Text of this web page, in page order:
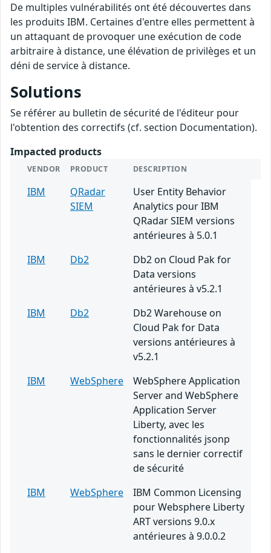
De multiples vulnérabilités ont été découvertes dans
les produits IBM. Certaines d'entre elles permettent à
un attaquant de provoquer une exécution de code
arbitraire à distance, une élévation de privilèges et un
déni de service à distance.
Solutions
Se référer au bulletin de sécurité de l'éditeur pour
l'obtention des correctifs (cf. section Documentation).
Impacted products
VENDOR PRODUCT DESCRIPTION
IBM
QRadar
SIEM
User Entity Behavior
Analytics pour IBM
QRadar SIEM versions
antérieures à 5.0.1
IBM
Db2
Db2 on Cloud Pak for
Data versions
antérieures à v5.2.1
IBM
Db2
Db2 Warehouse on
Cloud Pak for Data
versions antérieures à
v5.2.1
IBM
WebSphere
WebSphere Application
Server and WebSphere
Application Server
Liberty, avec les
fonctionnalités jsonp
sans le dernier correctif
de sécurité
IBM
WebSphere
IBM Common Licensing
pour Websphere Liberty
ART versions 9.0.x
antérieures à 9.0.0.2